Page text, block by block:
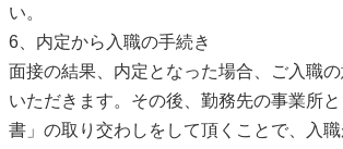
い。
6、内定から入職の手続き
面接の結果、内定となった場合、ご入職
いただきます。その後、勤務先の事業所
書」の取り交わしをして頂くことで、入職